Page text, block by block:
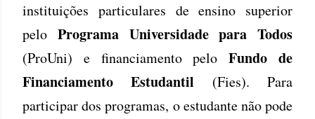
instituições particulares de ensino superior
pelo Programa Universidade para Todos
(ProUni) e financiamento peloFundo de
Financiamento Estudantil (Fies). Para
participar dos programas, o estudante não pode